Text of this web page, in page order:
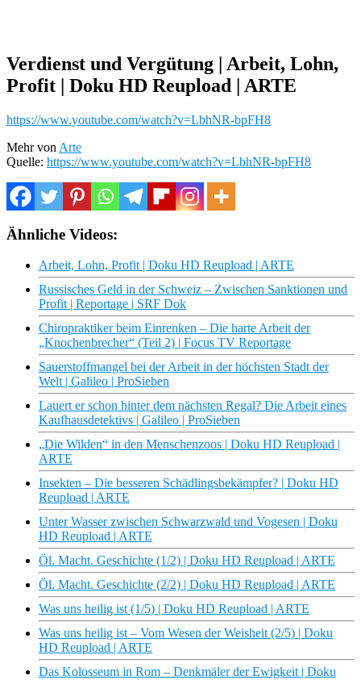
Verdienst und Vergütung | Arbeit, Lohn,
Profit | Doku HD Reupload | ARTE
https://www.youtube.com/watch?v=LbhNR-bpFH8
Mehr von Arte
Quelle: https://www.youtube.com/watch?v=LbhNR-bpFH8
Ähnliche Videos:
Arbeit, Lohn, Profit | Doku HD Reupload | ARTE
Russisches Geld in der Schweiz – Zwischen Sanktionen und
Profit | Reportage | SRF Dok
Chiropraktiker beim Einrenken – Die harte Arbeit der
„Knochenbrecher“ (Teil 2) | Focus TV Reportage
Sauerstoffmangel bei der Arbeit in der höchsten Stadt der
Welt | Galileo | ProSieben
Lauert er schon hinter dem nächsten Regal? Die Arbeit eines
Kaufhausdetektivs | Galileo | ProSieben
„Die Wilden“ in den Menschenzoos | Doku HD Reupload |
ARTE
Insekten – Die besseren Schädlingsbekämpfer? | Doku HD
Reupload | ARTE
Unter Wasser zwischen Schwarzwald und Vogesen | Doku
HD Reupload | ARTE
Öl. Macht. Geschichte (1/2) | Doku HD Reupload | ARTE
Öl. Macht. Geschichte (2/2) | Doku HD Reupload | ARTE
Was uns heilig ist (1/5) | Doku HD Reupload | ARTE
Was uns heilig ist – Vom Wesen der Weisheit (2/5) | Doku
HD Reupload | ARTE
Das Kolosseum in Rom – Denkmäler der Ewigkeit | Doku